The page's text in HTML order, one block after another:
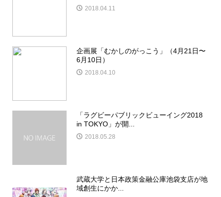
2018.04.11
企画展「むかしのがっこう」（4月21日〜
6月10日）
2018.04.10
「ラグビーパブリックビューイング2018
in TOKYO」が開...
2018.05.28
武蔵大学と日本政策金融公庫池袋支店が地
域創生にかか...